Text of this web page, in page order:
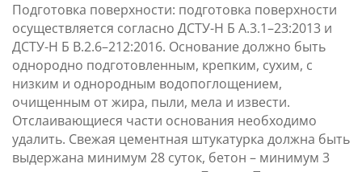
Подготовка поверхности: подготовка поверхности
осуществляется согласно ДСТУ-Н Б А.3.1–23:2013 и
ДСТУ-Н Б В.2.6–212:2016. Основание должно быть
однородно подготовленным, крепким, сухим, с
низким и однородным водопоглощением,
очищенным от жира, пыли, мела и извести.
Отслаивающиеся части основания необходимо
удалить. Свежая цементная штукатурка должна быть
выдержана минимум 28 суток, бетон – минимум 3